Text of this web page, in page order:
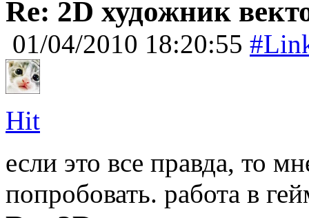
Re: 2D художник
01/04/2010 18:20:55
Hit
если это все правда, то
попробовать. работа в